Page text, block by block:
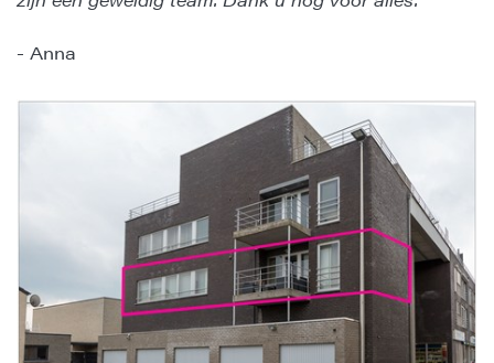
- Anna